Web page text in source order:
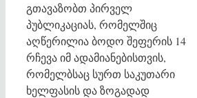
გთავაზობთ პირველ
პუბლიკაციას, რომელშიც
აღწერილიაბოდო შეფერის 14
რჩევა იმ ადამიანებისთვის,
რომელბსაც სურთ საკუთარი
ხელფასის და ზოგადად